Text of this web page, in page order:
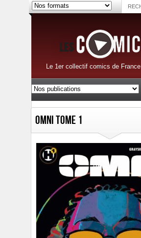
Le 1er collectif comics de France
Omni Tome 1